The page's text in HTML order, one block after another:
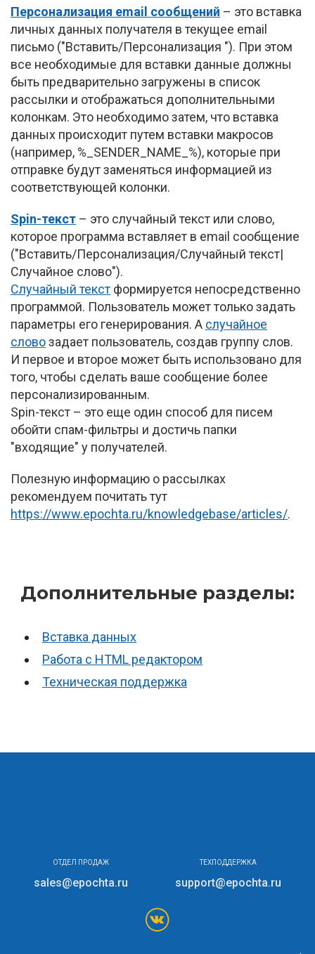
Персонализация email сообщений – это вставка
личных данных получателя в текущее email
письмо ("Вставить/Персонализация "). При этом
все необходимые для вставки данные должны
быть предварительно загружены в список
рассылки и отображаться дополнительными
колонкам. Это необходимо затем, что вставка
данных происходит путем вставки макросов
(например, %_SENDER_NAME_%), которые при
отправке будут заменяться информацией из
соответствующей колонки.
Spin-текст – это случайный текст или слово,
которое программа вставляет в email сообщение
("Вставить/Персонализация/Случайный текст|
Случайное слово").
Случайный текст формируется непосредственно
программой. Пользователь может только задать
параметры его генерирования. А случайное
словозадает пользователь, создав группу слов.
И первое и второе может быть использовано для
того, чтобы сделать ваше сообщение более
персонализированным.
Spin-текст – это еще один способ для писем
обойти спам-фильтры и достичь папки
"входящие" у получателей.
Полезную информацию о рассылках
рекомендуем почитать тут
https://www.epochta.ru/knowledgebase/articles/.
Дополнительные разделы:
Вставка данных
Работа с HTML редактором
Техническая поддержка
ОТДЕЛ ПРОДАЖ
sales@epochta.ru
ТЕХПОДДЕРЖКА
support@epochta.ru